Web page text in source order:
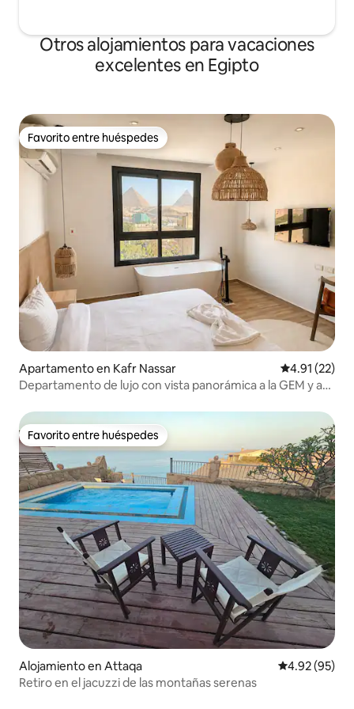
Otros alojamientos para vacaciones
excelentes en Egipto
Favorito entre huéspedes
Favorito entre huéspedes
Apartamento en Kafr Nassar Calificación
4.91 (22)
Departamento de lujo con vista panorámica a la GEM y a
Favorito entre huéspedes
Favorito entre huéspedes
Alojamiento en Attaqa Calificación
4.92 (95)
Retiro en el jacuzzi de las montañas serenas